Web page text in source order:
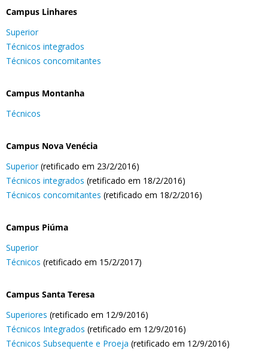
Campus Linhares
Superior
Técnicos integrados
Técnicos concomitantes
Campus Montanha
Técnicos
Campus Nova Venécia
Superior(retificado em 23/2/2016)
Técnicos integrados (retificado em 18/2/2016)
Técnicos concomitantes (retificado em 18/2/2016)
Campus Piúma
Superior
Técnicos (retificado em 15/2/2017)
Campus Santa Teresa
Superiores (retificado em 12/9/2016)
Técnicos Integrados (retificado em 12/9/2016)
Técnicos Subsequente e Proeja (retificado em 12/9/2016)